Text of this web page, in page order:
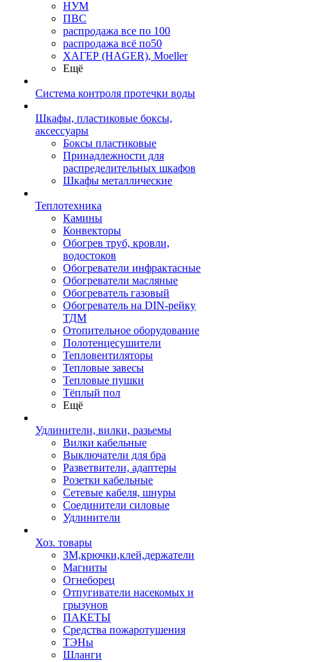
НУМ
ПВС
распродажа все по 100
распродажа всё по50
ХАГЕР (HAGER), Moeller
Ещё
Система контроля протечки воды
Шкафы, пластиковые боксы,
аксессуары
Боксы пластиковые
Принадлежности для
распределительных шкафов
Шкафы металлические
Теплотехника
Камины
Конвекторы
Обогрев труб, кровли,
водостоков
Обогреватели инфрактасные
Обогреватели масляные
Обогреватель газовый
Обогреватель на DIN-рейку
ТДМ
Отопительное оборудование
Полотенцесушители
Тепловентиляторы
Тепловые завесы
Тепловые пушки
Тёплый пол
Ещё
Удлинители, вилки, разьемы
Вилки кабельные
Выключатели для бра
Разветвители, адаптеры
Розетки кабельные
Сетевые кабеля, шнуры
Соединители силовые
Удлинители
Хоз. товары
ЗМ,крючки,клей,держатели
Магниты
Огнеборец
Отпугиватели насекомых и
грызунов
ПАКЕТЫ
Средства пожаротушения
ТЭНы
Шланги